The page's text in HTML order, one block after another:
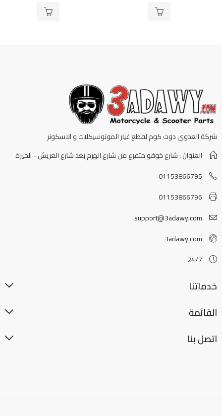
شركة العدوي دوت كوم لقطع غيار الموتوسيكلات و الاسكوتر
العنوان : شارع خوفو متفرع من شارع الهرم بعد شارع العريش - الجيزة
01153866795
01153866796
support@3adawy.com
3adawy.com
24/7
خدماتنا
القائمة
اتصل بنا